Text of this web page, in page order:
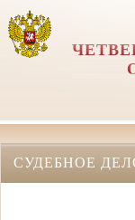
СУДЕБНОЕ